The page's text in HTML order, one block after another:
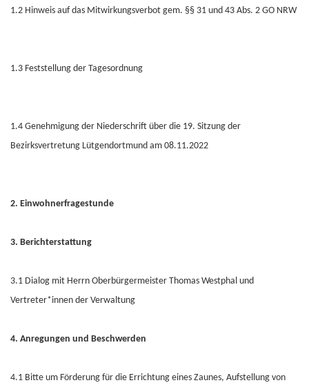
1.2 Hinweis auf das Mitwirkungsverbot gem. §§ 31 und 43 Abs. 2 GO NRW
1.3 Feststellung der Tagesordnung
1.4 Genehmigung der Niederschrift über die 19. Sitzung der
Bezirksvertretung Lütgendortmund am 08.11.2022
2. Einwohnerfragestunde
3. Berichterstattung
3.1 Dialog mit Herrn Oberbürgermeister Thomas Westphal und
Vertreter*innen der Verwaltung
4. Anregungen und Beschwerden
4.1 Bitte um Förderung für die Errichtung eines Zaunes, Aufstellung von